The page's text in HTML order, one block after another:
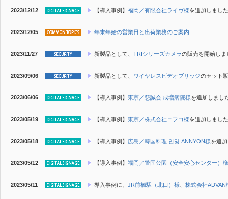
2023/12/12 【導入事例】 福岡／有限会社ライヴ様を追加しまし
2023/12/05 年末年始の営業日と出荷業務のご案内
2023/11/27 新製品として、 TRIシリーズカメラの販売を開始しま
2023/09/06 新製品として、 ワイヤレスビデオブリッジのセット
2023/06/06 【導入事例】 東京／慈誠会 成増病院様を追加しまし
2023/05/19 【導入事例】 東京／株式会社ニフコ様を追加しまし
2023/05/18 【導入事例】 広島／韓国料理 안영 ANNYON様を追
2023/05/12 【導入事例】 福岡／警固公園（安全安心センター）様
2023/05/11 導入事例に、 JR前橋駅（北口）様 株式会社ADVAN